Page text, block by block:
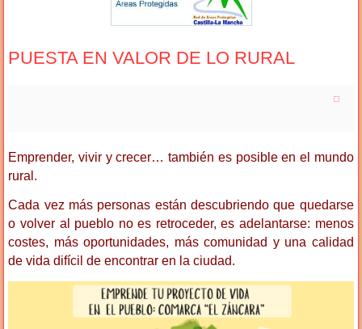
PUESTA EN VALOR DE LO RURAL
Emprender, vivir y crecer… también es posible en el mundo
rural.
Cada vez más personas están descubriendo que quedarse
o volver al pueblo no es retroceder, es adelantarse: menos
costes, más oportunidades, más comunidad y una calidad
de vida difícil de encontrar en la ciudad.